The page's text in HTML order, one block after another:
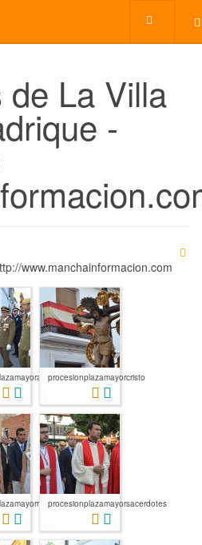
de La Villa
-
www.manchainformacion.com
procesionplazamayorcristo
procesionplazamayorsacerdotes